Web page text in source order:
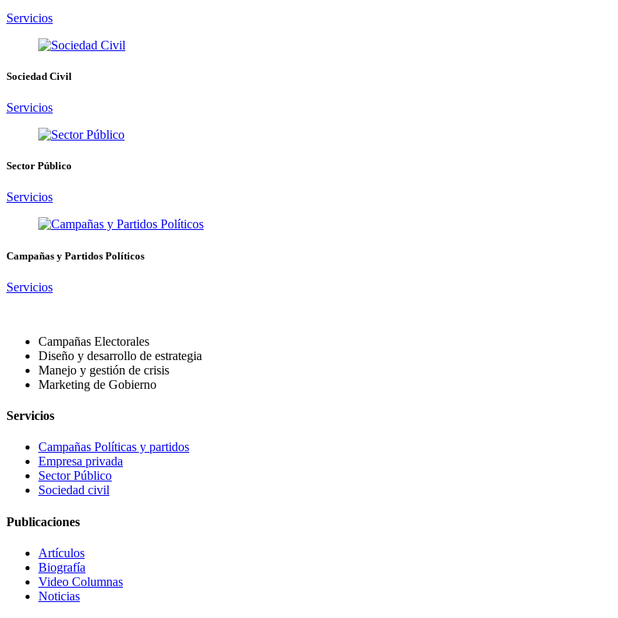
Servicios
Sociedad Civil
Servicios
Sector Público
Servicios
Campañas y Partidos Políticos
Servicios
Campañas Electorales
Diseño y desarrollo de estrategia
Manejo y gestión de crisis
Marketing de Gobierno
Servicios
Campañas Políticas y partidos
Empresa privada
Sector Público
Sociedad civil
Publicaciones
Artículos
Biografía
Video Columnas
Noticias